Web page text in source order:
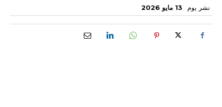
نشر يوم 13 مايو 2026